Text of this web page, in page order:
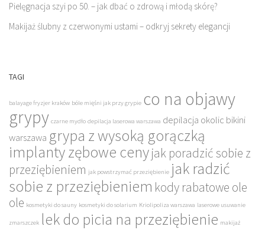
Pielęgnacja szyi po 50. – jak dbać o zdrową i młodą skórę?
Makijaż ślubny z czerwonymi ustami – odkryj sekrety elegancji
TAGI
balayage fryzjer kraków bóle mięśni jak przy grypie co na objawy
grypy czarne mydło depilacja laserowa warszawa depilacja okolic bikini
warszawa grypa z wysoką gorączką
implanty zębowe cenyjak poradzić sobie z
przeziębieniem jak powstrzymać przeziębienie jak radzić
sobie z przeziębieniem kody rabatowe ole
ole kosmetyki do sauny kosmetyki do solarium Kriolipoliza warszawa laserowe usuwanie
zmarszczek lek do picia na przeziębienie makijaż